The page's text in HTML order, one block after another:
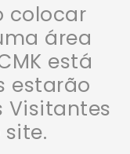
colocar
área
está
estarão
Visitantes